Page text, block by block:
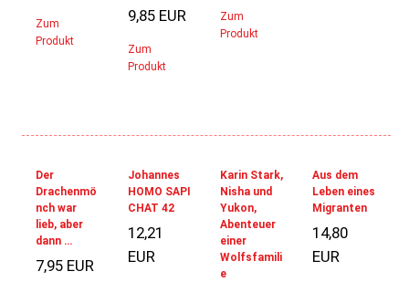
Zum
Produkt
9,85 EUR
Zum
Produkt
Zum
Produkt
Der
Drachenmö
nch war
lieb, aber
dann …
7,95 EUR
Johannes
HOMO SAPI
CHAT 42
12,21
EUR
Karin Stark,
Nisha und
Yukon,
Abenteuer
einer
Wolfsfamili
e
Aus dem
Leben eines
Migranten
14,80
EUR